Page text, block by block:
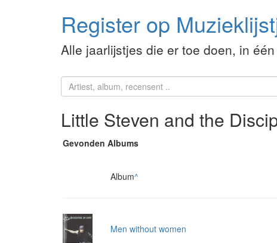
Register op
Alle jaarlijstjes die er toe doen, in
Little Steven and the
Gevonden Albums
Album^
Men without women